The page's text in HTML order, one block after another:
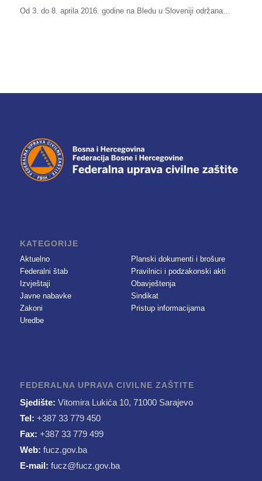
Od 3. do 8. aprila 2016. godine na Bledu u Sloveniji održana…
KATEGORIJE
Aktuelno
Federalni štab
Izvještaji
Javne nabavke
Zakoni
Uredbe
Planski dokumenti i brošure
Pravilnici i podzakonski akti
Obavještenja
Sindikat
Pristup informacijama
FEDERALNA UPRAVA CIVILNE ZAŠTITE
Sjedište: Vitomira Lukića 10, 71000 Sarajevo
Tel: +387 33 779 450
Fax: +387 33 779 499
Web: fucz.gov.ba
E-mail: fucz@fucz.gov.ba